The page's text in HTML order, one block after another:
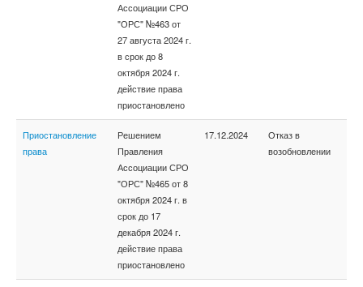
Ассоциации СРО
"ОРС" №463 от
27 августа 2024 г.
в срок до 8
октября 2024 г.
действие права
приостановлено
Приостановление
права
Решением
Правления
Ассоциации СРО
"ОРС" №465 от 8
октября 2024 г. в
срок до 17
декабря 2024 г.
действие права
приостановлено
17.12.2024
Отказ в
возобновлении